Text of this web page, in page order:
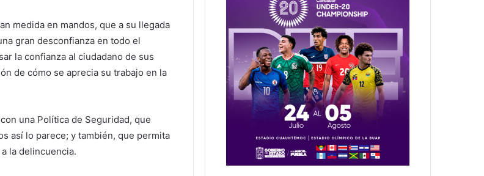
medida en mandos, que a su llegada
gran desconfianza en todo el
la confianza al ciudadano de sus
de cómo se aprecia su trabajo en la
una Política de Seguridad, que
así lo parece; y también, que permita
la delincuencia.